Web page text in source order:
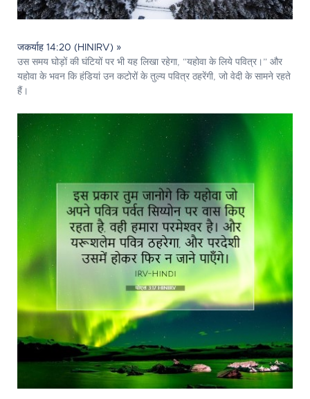
जकर्याह 14:20 (HINIRV) »
उस समय घोड़ों की घंटियों पर भी यह लिखा रहेगा, “यहोवा के लिये पवित्र।” और
यहोवा के भवन कि हंडियां उन कटोरों के तुल्य पवित्र ठहरेंगी, जो वेदी के सामने रहते
हैं।